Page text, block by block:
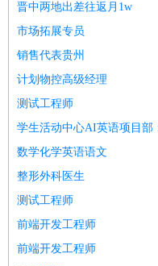
晋中两地出差往返月1w
市场拓展专员
销售代表贵州
计划物控高级经理
测试工程师
学生活动中心AI英语项目部
数学化学英语语文
整形外科医生
测试工程师
前端开发工程师
前端开发工程师